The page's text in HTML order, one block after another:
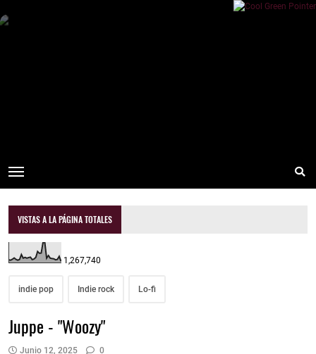
VISTAS A LA PÁGINA TOTALES
1,267,740
indie pop Indie rock Lo-fi
Juppe - "Woozy"
Junio 12, 2025 0